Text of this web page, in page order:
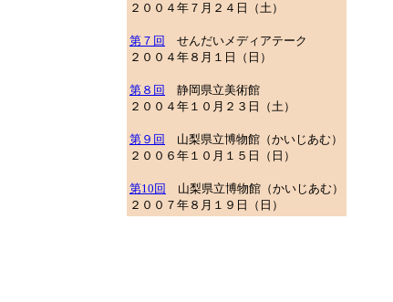
２００４年７月２４日（土）
第７回
せんだいメディアテーク
２００４年８月１日（日）
第８回
静岡県立美術館
２００４年１０月２３日（土）
第９回
山梨県立博物館（かいじあむ）
２００６年１０月１５日（日）
第10回 山梨県立博物館 （かいじあむ）
２００７年８月１９日（日）